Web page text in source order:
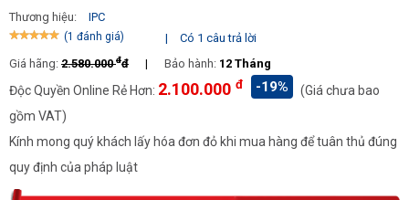
Thiết bị này được sản xuất bằng những chất liệu cao cấp như
nhựa ABS, inox, đồng nguyên chất có khả năng chống gỉ, chống
ăn mòn, chịu nhiệt và chịu lực va đập tốt. Vậy nên khi các bạn sử
dụng và bảo quản máy đúng cách thì tuổi thọ của máy rất bền.
Ứng dụng đa dạng
Máy xịt rửa IPC PW-C04 không chỉ được sử dụng để rửa xe cộ
mà nó còn được ứng dụng trong những công việc khác nhau. Rất
nhiều gia đình sử dụng thiết bị này để dọn dẹp chuồng trại chăn
Thương hiệu: IPC
(1 đánh giá) |
Có 1 câu trả lời
Giá hãng: 2.580.000đđ | Bảo hành: 12 Tháng
Độc Quyền Online Rẻ Hơn: 2.100.000 đ -19%
(Giá chưa bao
gồm VAT)
Kính mong quý khách lấy hóa đơn đỏ khi mua hàng để tuân thủ đúng
quy định của pháp luật